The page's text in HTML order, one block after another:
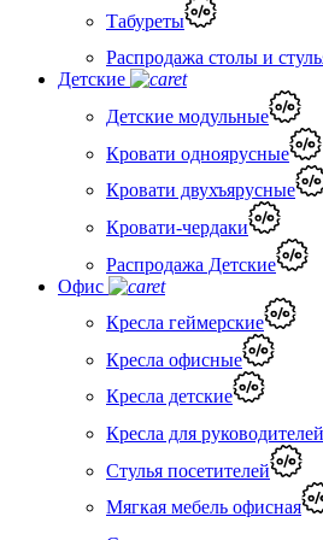
Табуреты
Распродажа столы и
Детские
Детские модульные
Кровати одноярусные
Кровати двухъярусные
Кровати-чердаки
Распродажа Детские
Офис
Кресла геймерские
Кресла офисные
Кресла детские
Кресла для руководителей
Стулья посетителей
Мягкая мебель офисная